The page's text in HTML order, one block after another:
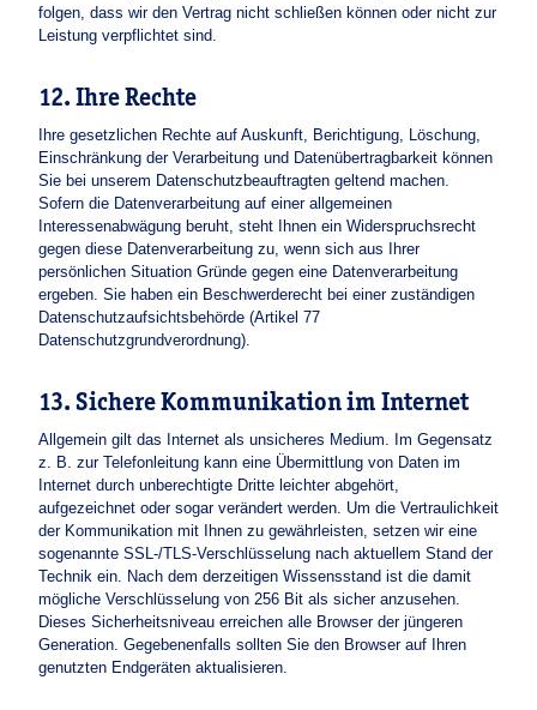
folgen, dass wir den Vertrag nicht schließen können oder nicht zur
Leistung verpflichtet sind.
12. Ihre Rechte
Ihre gesetzlichen Rechte auf Auskunft, Berichtigung, Löschung,
Einschränkung der Verarbeitung und Datenübertragbarkeit können
Sie bei unserem Datenschutzbeauftragten geltend machen.
Sofern die Datenverarbeitung auf einer allgemeinen
Interessenabwägung beruht, steht Ihnen ein Widerspruchsrecht
gegen diese Datenverarbeitung zu, wenn sich aus Ihrer
persönlichen Situation Gründe gegen eine Datenverarbeitung
ergeben. Sie haben ein Beschwerderecht bei einer zuständigen
Datenschutzaufsichtsbehörde (Artikel 77
Datenschutzgrundverordnung).
13. Sichere Kommunikation im Internet
Allgemein gilt das Internet als unsicheres Medium. Im Gegensatz
z. B. zur Telefonleitung kann eine Übermittlung von Daten im
Internet durch unberechtigte Dritte leichter abgehört,
aufgezeichnet oder sogar verändert werden. Um die Vertraulichkeit
der Kommunikation mit Ihnen zu gewährleisten, setzen wir eine
sogenannte SSL-/TLS-Verschlüsselung nach aktuellem Stand der
Technik ein. Nach dem derzeitigen Wissensstand ist die damit
mögliche Verschlüsselung von 256 Bit als sicher anzusehen.
Dieses Sicherheitsniveau erreichen alle Browser der jüngeren
Generation. Gegebenenfalls sollten Sie den Browser auf Ihren
genutzten Endgeräten aktualisieren.